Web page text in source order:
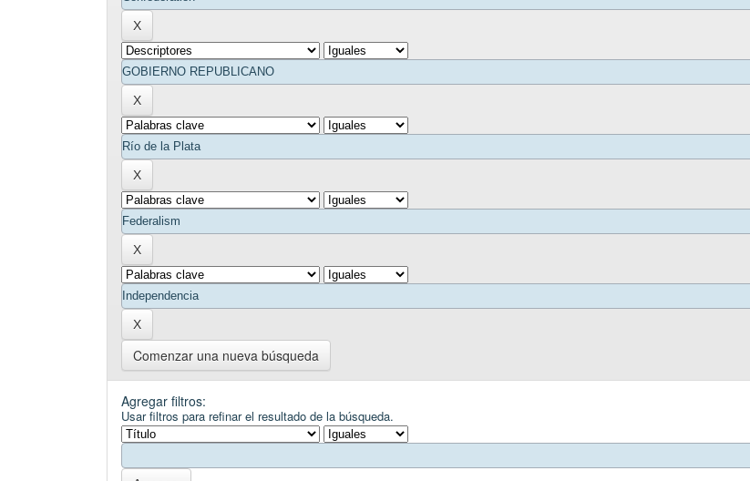
Comenzar una nueva búsqueda
Agregar filtros:
Usar filtros para refinar el resultado de la búsqueda.